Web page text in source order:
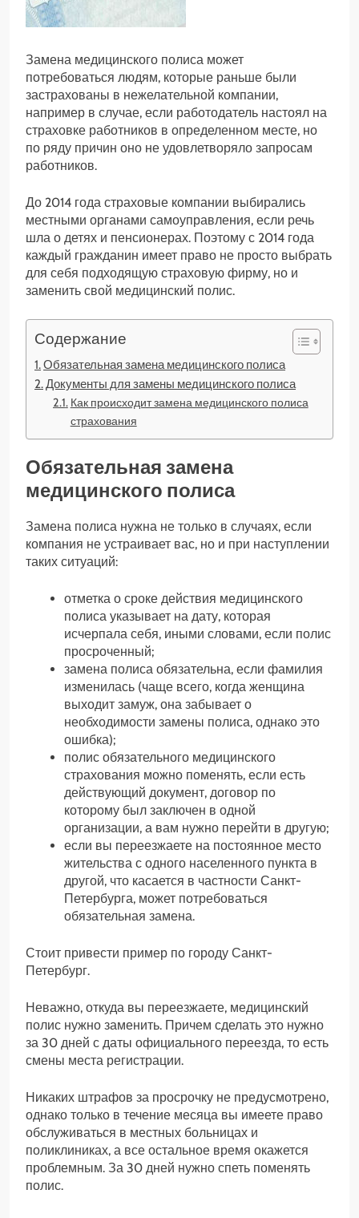
Замена медицинского полиса может
потребоваться людям, которые раньше были
застрахованы в нежелательной компании,
например в случае, если работодатель настоял на
страховке работников в определенном месте, но
по ряду причин оно не удовлетворяло запросам
работников.
До 2014 года страховые компании выбирались
местными органами самоуправления, если речь
шла о детях и пенсионерах. Поэтому с 2014 года
каждый гражданин имеет право не просто выбрать
для себя подходящую страховую фирму, но и
заменить свой медицинский полис.
Содержание
Обязательная замена медицинского полиса
Документы для замены медицинского полиса
Как происходит замена медицинского полиса
страхования
Обязательная замена
медицинского полиса
Замена полиса нужна не только в случаях, если
компания не устраивает вас, но и при наступлении
таких ситуаций:
отметка о сроке действия медицинского
полиса указывает на дату, которая
исчерпала себя, иными словами, если полис
просроченный;
замена полиса обязательна, если фамилия
изменилась (чаще всего, когда женщина
выходит замуж, она забывает о
необходимости замены полиса, однако это
ошибка);
полис обязательного медицинского
страхования можно поменять, если есть
действующий документ, договор по
которому был заключен в одной
организации, а вам нужно перейти в другую;
если вы переезжаете на постоянное место
жительства с одного населенного пункта в
другой, что касается в частности Санкт-
Петербурга, может потребоваться
обязательная замена.
Стоит привести пример по городу Санкт-
Петербург.
Неважно, откуда вы переезжаете, медицинский
полис нужно заменить. Причем сделать это нужно
за 30 дней с даты официального переезда, то есть
смены места регистрации.
Никаких штрафов за просрочку не предусмотрено,
однако только в течение месяца вы имеете право
обслуживаться в местных больницах и
поликлиниках, а все остальное время окажется
проблемным. За 30 дней нужно спеть поменять
полис.